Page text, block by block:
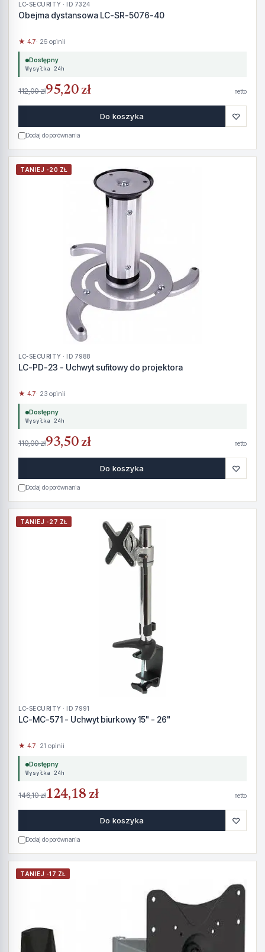
LC-SECURITY · ID 7324
Obejma dystansowa LC-SR-5076-40
★ 4.7· 26 opinii
Dostępny
Wysyłka 24h
112,00 zł95,20 zł netto
Do koszyka ♡
Dodaj do porównania
TANIEJ -20 ZŁ
LC-SECURITY · ID 7988
LC-PD-23 - Uchwyt sufitowy do projektora
★ 4.7· 23 opinii
Dostępny
Wysyłka 24h
110,00 zł93,50 zł netto
Do koszyka ♡
Dodaj do porównania
TANIEJ -27 ZŁ
LC-SECURITY · ID 7991
LC-MC-571 - Uchwyt biurkowy 15" - 26"
★ 4.7· 21 opinii
Dostępny
Wysyłka 24h
146,10 zł124,18 zł netto
Do koszyka ♡
Dodaj do porównania
TANIEJ -17 ZŁ